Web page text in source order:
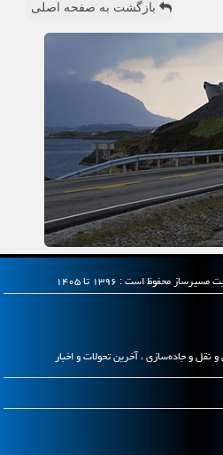
بازگشت به صفحه اصلی
نقل و جاده‌سازی ، آخرین تحولات و اخبار